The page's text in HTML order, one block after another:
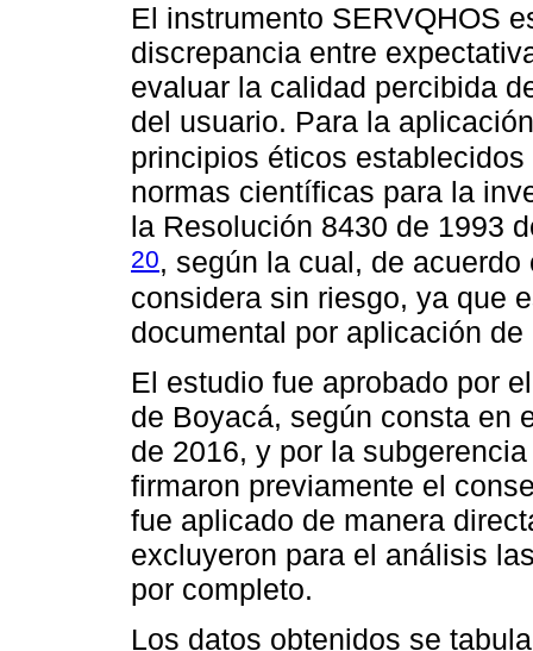
El instrumento SERVQHOS
discrepancia entre
evaluar la calidad percibida
del usuario. Para la
principios éticos
normas científicas para la
la Resolución 8430 de 1993
20, según la cual, de
considera sin riesgo, ya que
documental por aplicación
El estudio fue aprobado por
de Boyacá, según consta en
de 2016, y por la
firmaron previamente el
fue aplicado de manera
excluyeron para el análisis
por completo.
Los datos obtenidos se